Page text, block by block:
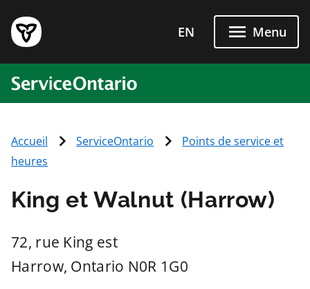
EN Menu
Accueil ServiceOntario
Points de service et
heures
King et Walnut (Harrow)
72, rue King est
Harrow, Ontario N0R 1G0